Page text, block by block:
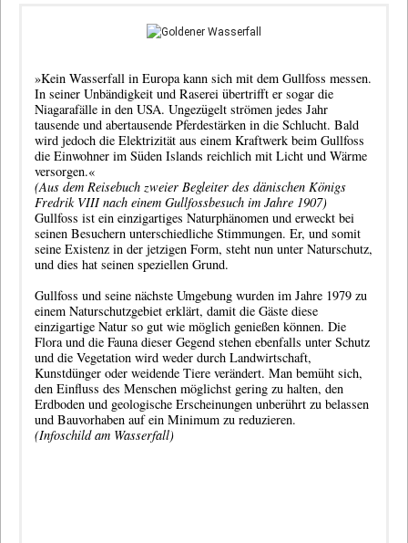
»Kein Wasserfall in Europa kann sich mit dem Gullfoss messen.
In seiner Unbändigkeit und Raserei übertrifft er sogar die
Niagarafälle in den USA. Ungezügelt strömen jedes Jahr
tausende und abertausende Pferdestärken in die Schlucht. Bald
wird jedoch die Elektrizität aus einem Kraftwerk beim Gullfoss
die Einwohner im Süden Islands reichlich mit Licht und Wärme
versorgen.«
(Aus dem Reisebuch zweier Begleiter des dänischen Königs
Fredrik VIII nach einem Gullfossbesuch im Jahre 1907)
Gullfoss ist ein einzigartiges Naturphänomen und erweckt bei
seinen Besuchern unterschiedliche Stimmungen. Er, und somit
seine Existenz in der jetzigen Form, steht nun unter Naturschutz,
und dies hat seinen speziellen Grund.
Gullfoss und seine nächste Umgebung wurden im Jahre 1979 zu
einem Naturschutzgebiet erklärt, damit die Gäste diese
einzigartige Natur so gut wie möglich genießen können. Die
Flora und die Fauna dieser Gegend stehen ebenfalls unter Schutz
und die Vegetation wird weder durch Landwirtschaft,
Kunstdünger oder weidende Tiere verändert. Man bemüht sich,
den Einfluss des Menschen möglichst gering zu halten, den
Erdboden und geologische Erscheinungen unberührt zu belassen
und Bauvorhaben auf ein Minimum zu reduzieren.
(Infoschild am Wasserfall)